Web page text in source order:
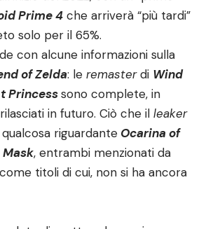
Prime 4 che arriverà “più tardi”
solo per il 65%.
con alcune informazioni sulla
of Zelda: le remasterdi Wind
Princesssono complete, in
in futuro. Ciò che il leaker
riguardante Ocarina of
Mask, entrambi menzionati da
titoli di cui, non si ha ancora